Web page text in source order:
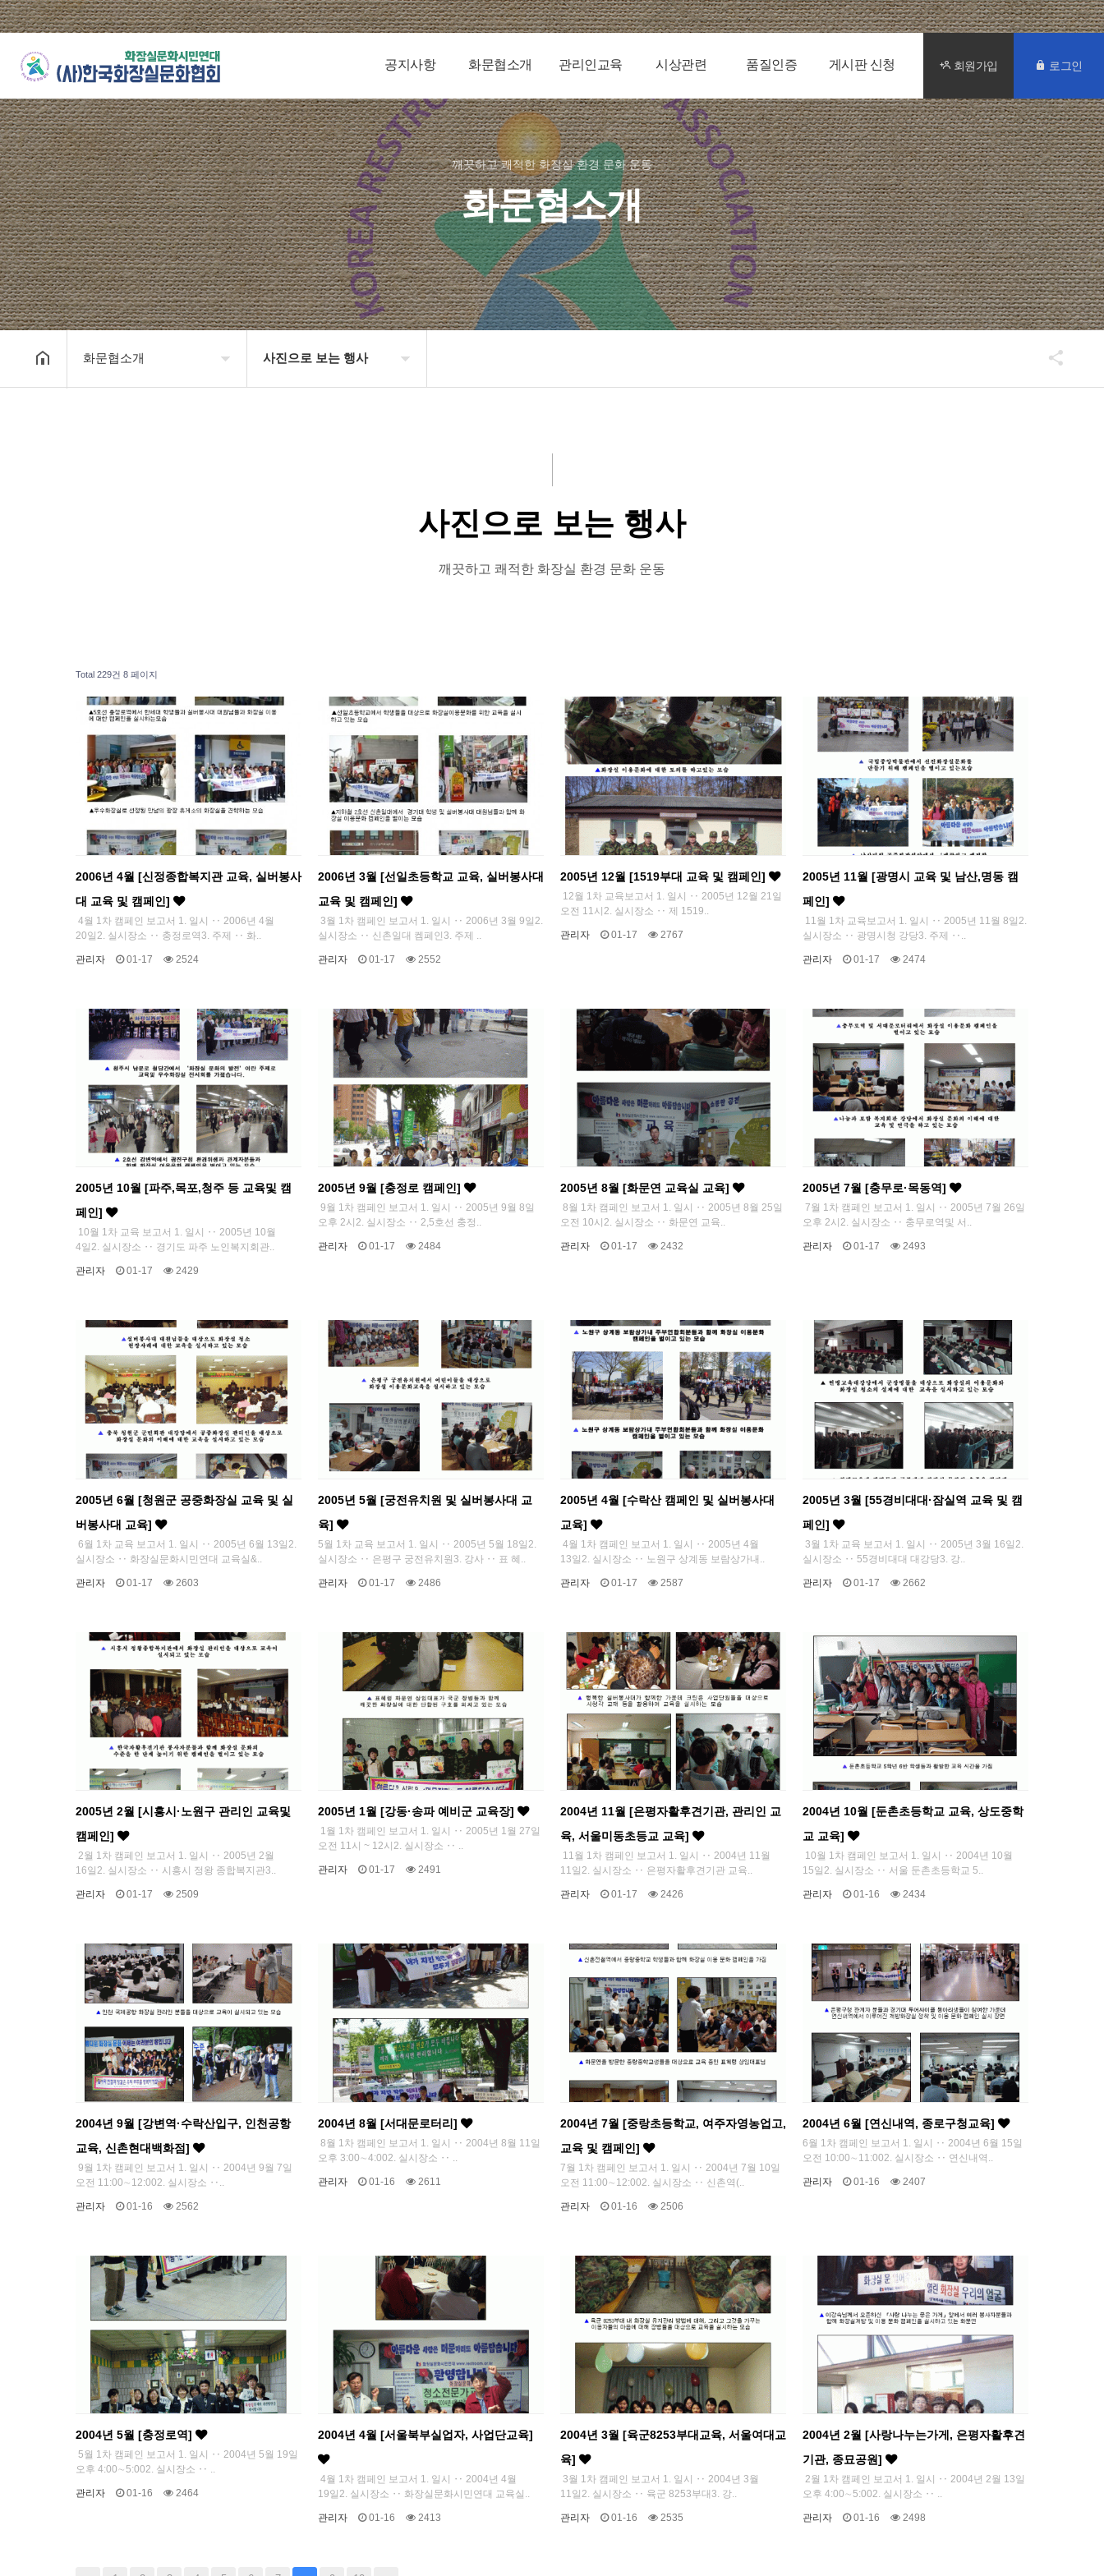
공지사항 화문협소개 관리인교육 시상관련 품질인증 게시판 신청 회원가입 로그인
깨끗하고 쾌적한 화장실 환경 문화 운동
화문협소개
화문협소개 사진으로 보는 행사
사진으로 보는 행사
깨끗하고 쾌적한 화장실 환경 문화 운동
Total 229건 8 페이지
2006년 4월 [신정종합복지관 교육, 실버봉사
대 교육 및 캠페인]
4월 1차 캠페인 보고서 1. 일시 ‥ 2006년 4월
20일2. 실시장소 ‥ 충정로역3. 주제 ‥ 화..
관리자 01-17 2524
2006년 3월 [선일초등학교 교육, 실버봉사대
교육 및 캠페인]
3월 1차 캠페인 보고서 1. 일시 ‥ 2006년 3월 9일2.
실시장소 ‥ 신촌일대 켐페인3. 주제 ..
관리자 01-17 2552
2005년 12월 [1519부대 교육 및 캠페인]
12월 1차 교육보고서 1. 일시 ‥ 2005년 12월 21일
오전 11시2. 실시장소 ‥ 제 1519..
관리자 01-17 2767
2005년 11월 [광명시 교육 및 남산,명동 캠
페인]
11월 1차 교육보고서 1. 일시 ‥ 2005년 11월 8일2.
실시장소 ‥ 광명시청 강당3. 주제 ‥..
관리자 01-17 2474
2005년 10월 [파주,목포,청주 등 교육및 캠
페인]
10월 1차 교육 보고서 1. 일시 ‥ 2005년 10월
4일2. 실시장소 ‥ 경기도 파주 노인복지회관..
관리자 01-17 2429
2005년 9월 [충정로 캠페인]
9월 1차 캠페인 보고서 1. 일시 ‥ 2005년 9월 8일
오후 2시2. 실시장소 ‥ 2,5호선 충정..
관리자 01-17 2484
2005년 8월 [화문연 교육실 교육]
8월 1차 캠페인 보고서 1. 일시 ‥ 2005년 8월 25일
오전 10시2. 실시장소 ‥ 화문연 교육..
관리자 01-17 2432
2005년 7월 [충무로·목동역]
7월 1차 캠페인 보고서 1. 일시 ‥ 2005년 7월 26일
오후 2시2. 실시장소 ‥ 충무로역및 서..
관리자 01-17 2493
2005년 6월 [청원군 공중화장실 교육 및 실
버봉사대 교육]
6월 1차 교육 보고서 1. 일시 ‥ 2005년 6월 13일2.
실시장소 ‥ 화장실문화시민연대 교육실&..
관리자 01-17 2603
2005년 5월 [궁전유치원 및 실버봉사대 교
육]
5월 1차 교육 보고서 1. 일시 ‥ 2005년 5월 18일2.
실시장소 ‥ 은평구 궁전유치원3. 강사 ‥ 표 혜..
관리자 01-17 2486
2005년 4월 [수락산 캠페인 및 실버봉사대
교육]
4월 1차 캠페인 보고서 1. 일시 ‥ 2005년 4월
13일2. 실시장소 ‥ 노원구 상계동 보람상가내..
관리자 01-17 2587
2005년 3월 [55경비대대·잠실역 교육 및 캠
페인]
3월 1차 교육 보고서 1. 일시 ‥ 2005년 3월 16일2.
실시장소 ‥ 55경비대대 대강당3. 강..
관리자 01-17 2662
2005년 2월 [시흥시·노원구 관리인 교육및
캠페인]
2월 1차 캠페인 보고서 1. 일시 ‥ 2005년 2월
16일2. 실시장소 ‥ 시흥시 정왕 종합복지관3..
관리자 01-17 2509
2005년 1월 [강동·송파 예비군 교육장]
1월 1차 캠페인 보고서 1. 일시 ‥ 2005년 1월 27일
오전 11시 ~ 12시2. 실시장소 ‥ ..
관리자 01-17 2491
2004년 11월 [은평자활후견기관, 관리인 교
육, 서울미동초등교 교육]
11월 1차 캠페인 보고서 1. 일시 ‥ 2004년 11월
11일2. 실시장소 ‥ 은평자활후견기관 교육..
관리자 01-17 2426
2004년 10월 [둔촌초등학교 교육, 상도중학
교 교육]
10월 1차 캠페인 보고서 1. 일시 ‥ 2004년 10월
15일2. 실시장소 ‥ 서울 둔촌초등학교 5..
관리자 01-16 2434
2004년 9월 [강변역·수락산입구, 인천공항
교육, 신촌현대백화점]
9월 1차 캠페인 보고서 1. 일시 ‥ 2004년 9월 7일
오전 11:00∼12:002. 실시장소 ‥..
관리자 01-16 2562
2004년 8월 [서대문로터리]
8월 1차 캠페인 보고서 1. 일시 ‥ 2004년 8월 11일
오후 3:00∼4:002. 실시장소 ‥ ..
관리자 01-16 2611
2004년 7월 [중랑초등학교, 여주자영농업고,
교육 및 캠페인]
7월 1차 캠페인 보고서 1. 일시 ‥ 2004년 7월 10일
오전 11:00∼12:002. 실시장소 ‥ 신촌역(..
관리자 01-16 2506
2004년 6월 [연신내역, 종로구청교육]
6월 1차 캠페인 보고서 1. 일시 ‥ 2004년 6월 15일
오전 10:00∼11:002. 실시장소 ‥ 연신내역..
관리자 01-16 2407
2004년 5월 [충정로역]
5월 1차 캠페인 보고서 1. 일시 ‥ 2004년 5월 19일
오후 4:00∼5:002. 실시장소 ‥ ..
관리자 01-16 2464
2004년 4월 [서울북부실업자, 사업단교육]
4월 1차 캠페인 보고서 1. 일시 ‥ 2004년 4월
19일2. 실시장소 ‥ 화장실문화시민연대 교육실..
관리자 01-16 2413
2004년 3월 [육군8253부대교육, 서울여대교
육]
3월 1차 캠페인 보고서 1. 일시 ‥ 2004년 3월
11일2. 실시장소 ‥ 육군 8253부대3. 강..
관리자 01-16 2535
2004년 2월 [사랑나누는가게, 은평자활후견
기관, 종묘공원]
2월 1차 캠페인 보고서 1. 일시 ‥ 2004년 2월 13일
오후 4:00∼5:002. 실시장소 ‥ ..
관리자 01-16 2498